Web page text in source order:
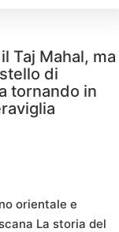
Taj Mahal, ma
di
tornando in
orientale e
La storia del